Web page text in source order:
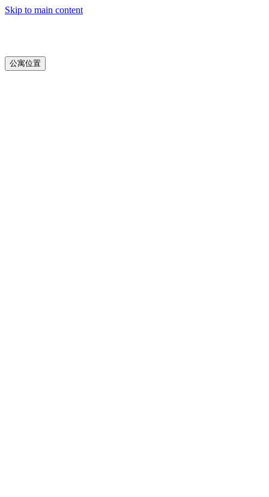
Skip to main content
公寓位置